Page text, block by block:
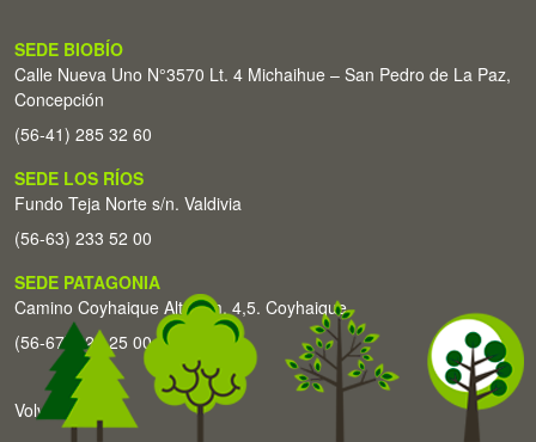
SEDE BIOBÍO
Calle Nueva Uno N°3570 Lt. 4 Michaihue – San Pedro de La Paz,
Concepción
(56-41) 285 32 60
SEDE LOS RÍOS
Fundo Teja Norte s/n. Valdivia
(56-63) 233 52 00
SEDE PATAGONIA
Camino Coyhaique Alto Km. 4,5. Coyhaique
(56-67) 226 25 00
Volver arriba